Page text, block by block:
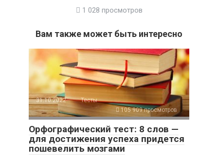
1 028 просмотров
Вам также может быть интересно
31.10.2022
Тесты
105 909 просмотров
Орфографический тест: 8 слов —
для достижения успеха придется
пошевелить мозгами